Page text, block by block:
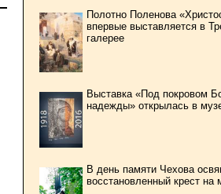
Полотно Поленова
впервые выставляется в
галерее
Выставка «Под покровом
надежды» открылась в
В день памяти Чехова
восстановленный крест на